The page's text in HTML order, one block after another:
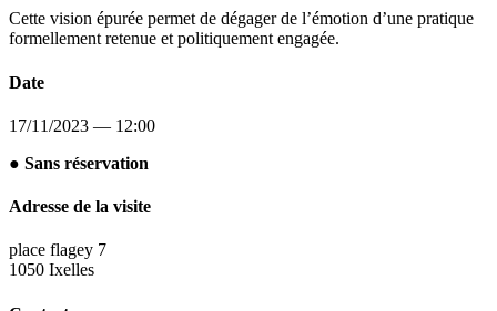
Cette vision épurée permet de dégager de l’émotion d’une pratique
formellement retenue et politiquement engagée.
Date
17/11/2023 — 12:00
● Sans réservation
Adresse de la visite
place flagey 7
1050 Ixelles